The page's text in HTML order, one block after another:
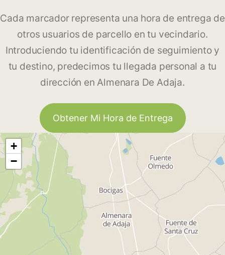
Cada marcador representa una hora de entrega de
otros usuarios de parcello en tu vecindario.
Introduciendo tu identificación de seguimiento y
tu destino, predecimos tu llegada personal a tu
dirección en Almenara De Adaja.
Obtener Mi Hora de Entrega
+
−